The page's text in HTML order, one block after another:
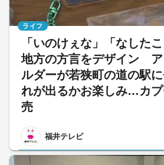
「いのけぇな」「なした
地方の方言をデザイン ア
ルダーが若狭町の道の駅
れが出るかお楽しみ…カ
売
福井テレビ
ライフ